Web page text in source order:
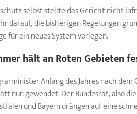
selbst stellte das Gericht nicht
darauf, die bisherigen Regelungen
für ein neues System vorlegen.
hält an Roten Gebieten
Anfang des Jahres nach
nun gewendet. Der Bundesrat, also
und Bayern drängen auf eine